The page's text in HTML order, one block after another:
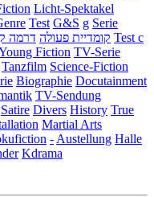
Licht-Spektakel
Test G&S g Serie
קומדיית פעולה דרמה
Test c
Fiction TV-Serie
Tanzfilm Science-Fiction
Biographie Docutainment
TV-Sendung
Satire Divers History True
Martial Arts
- Austellung Halle
Kdrama